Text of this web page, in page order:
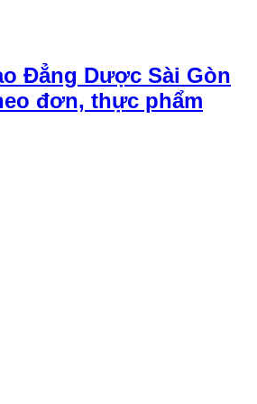
Đẳng Dược Sài Gòn
đơn, thực phẩm